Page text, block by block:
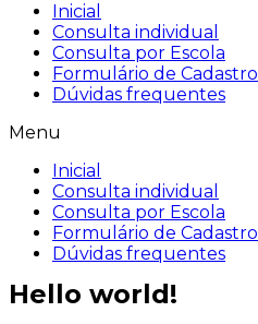
Inicial
Consulta individual
Consulta por Escola
Formulário de Cadastro
Dúvidas frequentes
Menu
Inicial
Consulta individual
Consulta por Escola
Formulário de Cadastro
Dúvidas frequentes
Hello world!